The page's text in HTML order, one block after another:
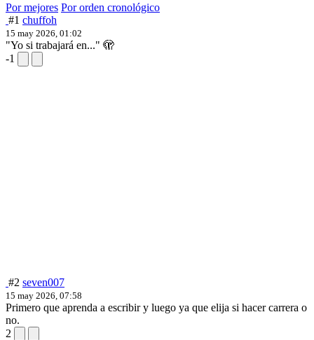
Por mejores Por orden cronológico
#1 chuffoh
15 may 2026, 01:02
"Yo si trabajará en..." 🫣
-1
#2 seven007
15 may 2026, 07:58
Primero que aprenda a escribir y luego ya que elija si hacer carrera o
no.
2